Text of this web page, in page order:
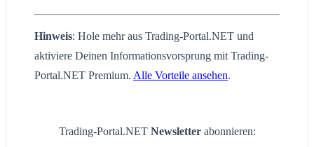
Hinweis: Hole mehr aus Trading-Portal.NET und
aktiviere Deinen Informationsvorsprung mit Trading-
Portal.NET Premium. Alle Vorteile ansehen.
Trading-Portal.NET Newsletter abonnieren: